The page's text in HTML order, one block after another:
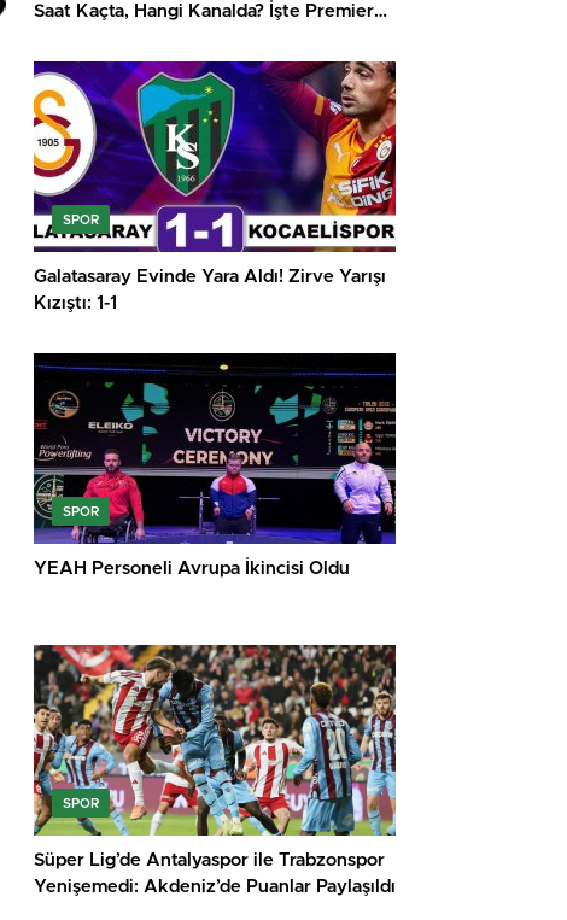
Saat Kaçta, Hangi Kanalda? İşte Premier
SPOR
Galatasaray Evinde Yara Aldı! Zirve Yarışı
Kızıştı: 1-1
SPOR
YEAH Personeli Avrupa İkincisi Oldu
SPOR
Süper Lig’de Antalyaspor ile Trabzonspor
Yenişemedi: Akdeniz’de Puanlar Paylaşıldı